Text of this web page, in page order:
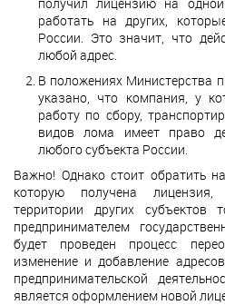
работать на других,
России. Это значит, что
любой адрес.
В положениях Министерства
указано, что компания, у
работу по сбору,
видов лома имеет право
любого субъекта России.
Важно! Однако стоит обратить
которую получена
территории других субъектов
предпринимателем
будет проведен процесс
изменение и добавление
предпринимательской
является оформлением новой